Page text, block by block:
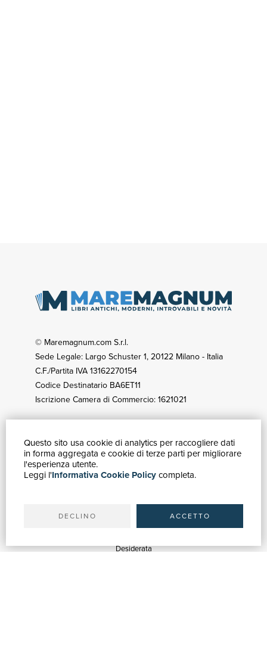
Questo sito usa cookie di analytics per raccogliere dati
in forma aggregata e cookie di terze parti per migliorare
l'esperienza utente.
Leggi l'Informativa Cookie Policycompleta.
DECLINO ACCETTO
© Maremagnum.com S.r.l.
Sede Legale: Largo Schuster 1, 20122 Milano - Italia
C.F./Partita IVA 13162270154
Codice Destinatario BA6ET11
Iscrizione Camera di Commercio: 1621021
GUIDA ACQUISTI
Catalogo
Ricerca avanzata
Spedizioni
Desiderata